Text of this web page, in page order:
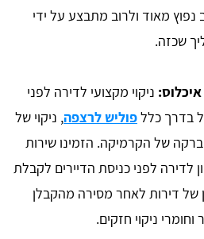
מאוד ולרוב מתבצע על ידי
שכזה.
איכלוס: ניקוי מקצועי לדירה לפני
בדרך כללפוליש לרצפה, ניקוי של
של הקרמיקה. הזמינו שירות
לדירה לפני כניסת הדיירים לקבלת
של דירות לאחר מסירה מהקבלן
ניקוי חזקים.